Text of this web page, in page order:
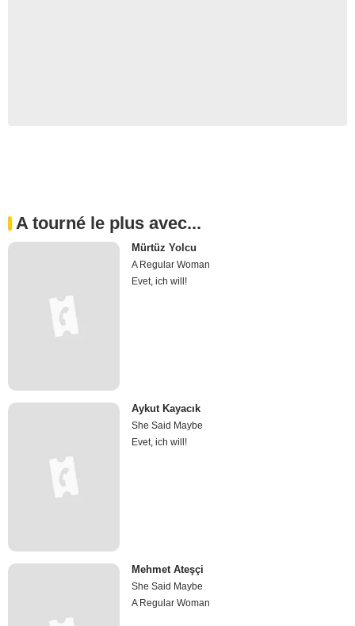
A tourné le plus avec...
Mürtüz Yolcu
A Regular Woman
Evet, ich will!
Aykut Kayacık
She Said Maybe
Evet, ich will!
Mehmet Ateşçi
She Said Maybe
A Regular Woman